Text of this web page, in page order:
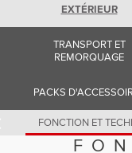
Romania (Romania)
Switzerland (German)
Switzerland (French)
USA (English)
EXTÉRIEUR
TRANSPORT ET
REMORQUAGE
PACKS
FONCTION ET